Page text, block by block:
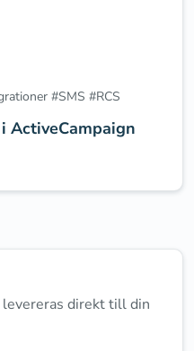
#SMS #RCS
ActiveCampaign
direkt till din